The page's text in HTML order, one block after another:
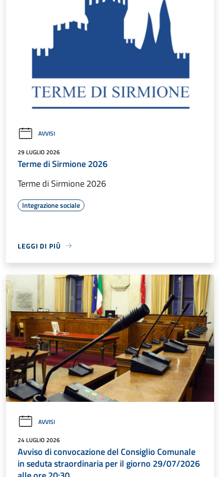
AVVISI
29 LUGLIO 2026
Terme di Sirmione 2026
Terme di Sirmione 2026
Integrazione sociale
LEGGI DI PIÙ
AVVISI
24 LUGLIO 2026
Avviso di convocazione del Consiglio Comunale
in seduta straordinaria per il giorno 29/07/2026